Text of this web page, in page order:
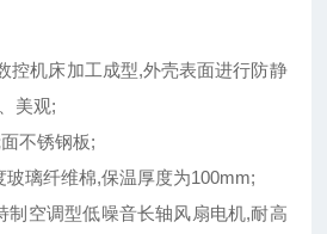
控机床加工成型,外壳表面进行防静
美观;
不锈钢板;
璃纤维棉,保温厚度为100mm;
制空调型低噪音长轴风扇电机,耐高